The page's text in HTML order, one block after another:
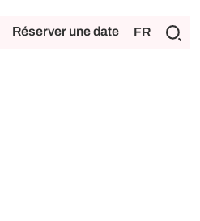
Réserver une date FR